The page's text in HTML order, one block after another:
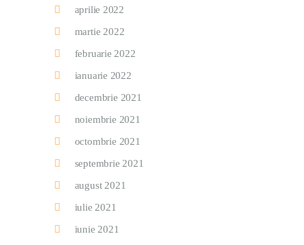
aprilie 2022
martie 2022
februarie 2022
ianuarie 2022
decembrie 2021
noiembrie 2021
octombrie 2021
septembrie 2021
august 2021
iulie 2021
iunie 2021